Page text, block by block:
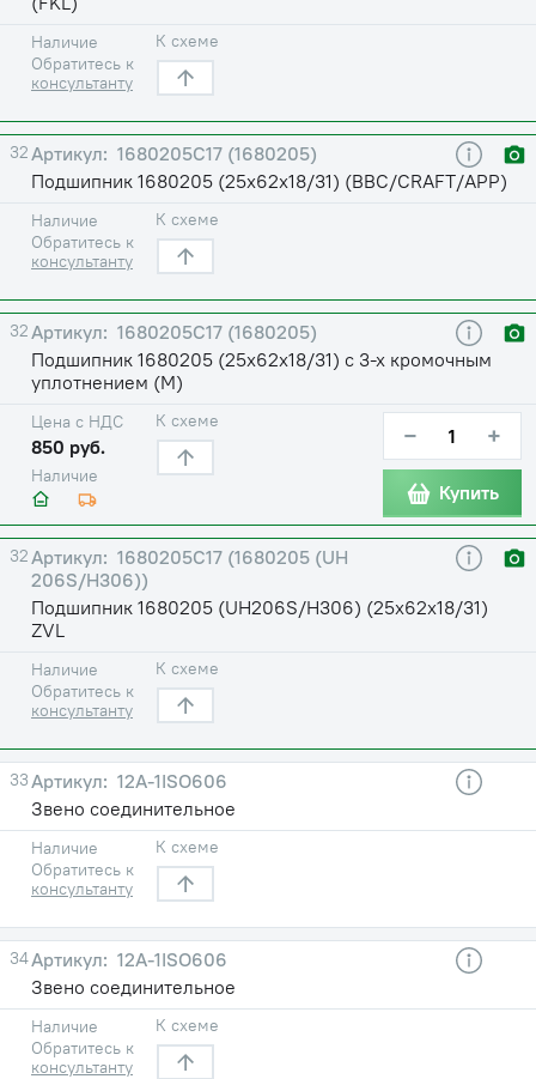
Наличие
Обратитесь к
консультанту
К схеме
32
1680205С17 (1680205)
Подшипник 1680205 (25х62х18/31) (BBC/CRAFT/APP)
Наличие
Обратитесь к
консультанту
К схеме
32
1680205С17 (1680205)
Подшипник 1680205 (25х62х18/31) с 3-х кромочным
уплотнением (М)
Наличие
Цена с НДС
850 руб.
К схеме − +
Купить
32
1680205С17 (1680205 (UH
206S/H306))
Подшипник 1680205 (UH206S/H306) (25х62х18/31)
ZVL
Наличие
Обратитесь к
консультанту
К схеме
33
12A-1ISO606
Звено соединительное
Наличие
Обратитесь к
консультанту
К схеме
34
12A-1ISO606
Звено соединительное
Наличие
Обратитесь к
консультанту
К схеме